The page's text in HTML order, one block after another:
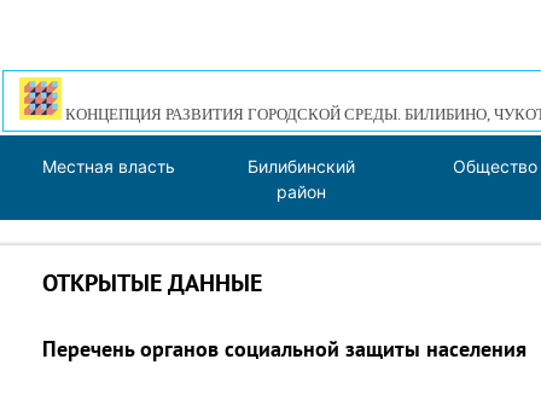
КОНЦЕПЦИЯ РАЗВИТИЯ ГОРОДСКОЙ СРЕДЫ. БИЛИБИНО,
Местная власть
Билибинский
район
Общество
ОТКРЫТЫЕ ДАННЫЕ
Перечень органов социальной защиты населения